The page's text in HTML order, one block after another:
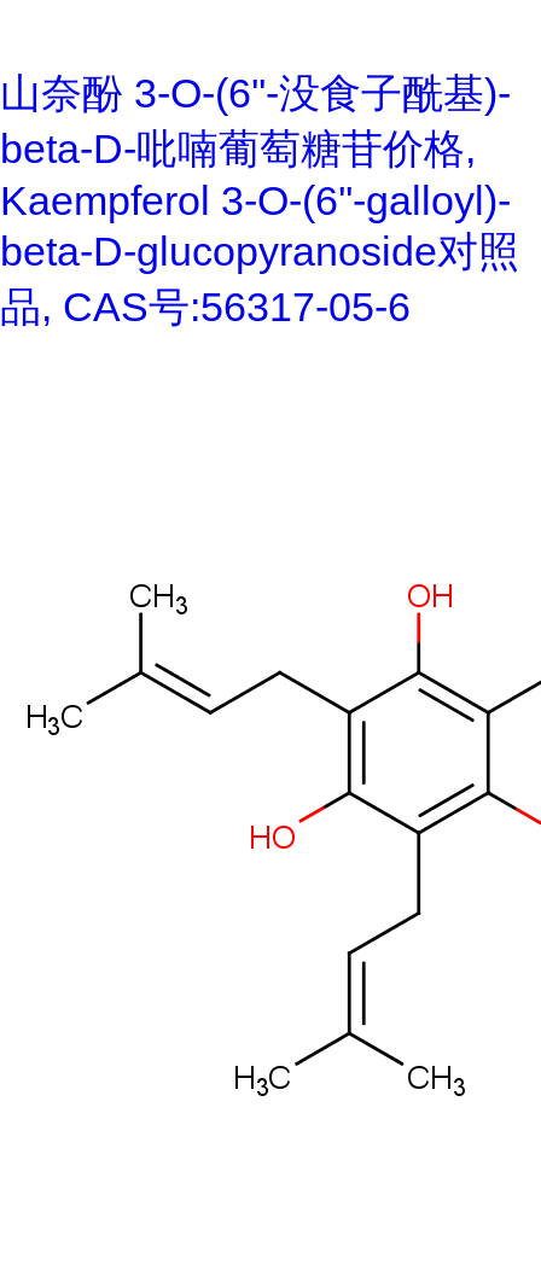
山奈酚 3-O-(6''-没食子酰基)-
beta-D-吡喃葡萄糖苷价格,
Kaempferol 3-O-(6''-galloyl)-
beta-D-glucopyranoside对照
品, CAS号:56317-05-6